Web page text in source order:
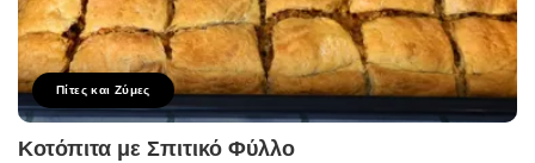
Πίτες και Ζύμες
Κοτόπιτα με Σπιτικό Φύλλο